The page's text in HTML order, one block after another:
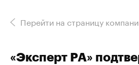
Перейти на страницу
«Эксперт РА»